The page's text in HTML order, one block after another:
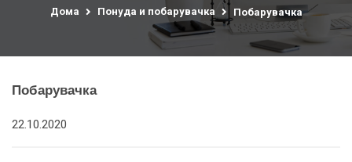
Дома Понуда и побарувачка Побарувачка
Побарувачка
22.10.2020